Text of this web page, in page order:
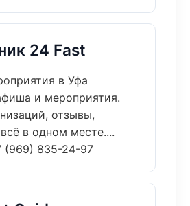
24 Fast
в Уфа
и мероприятия.
отзывы,
в одном месте....
(969) 835-24-97